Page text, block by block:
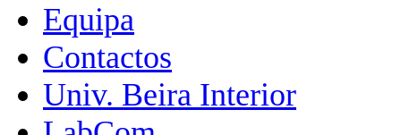
Equipa
Contactos
Univ. Beira Interior